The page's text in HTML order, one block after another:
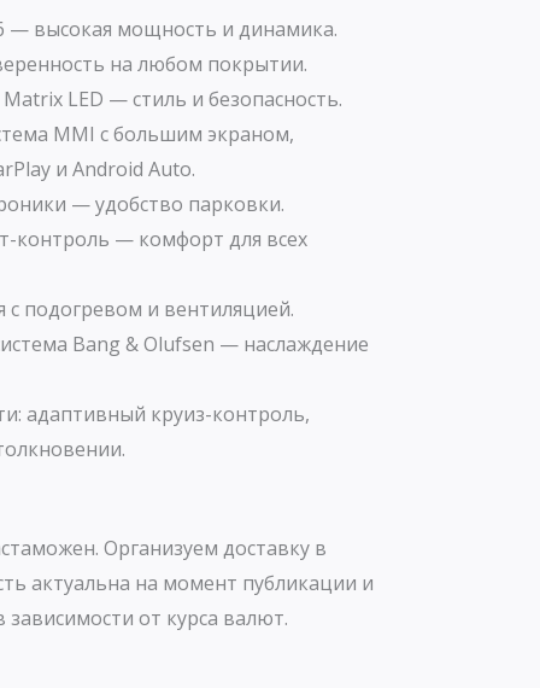
— высокая мощность и динамика.
на любом покрытии.
LED — стиль и безопасность.
MMI с большим экраном,
и Android Auto.
— удобство парковки.
контроль — комфорт для всех
подогревом и вентиляцией.
Bang & Olufsen — наслаждение
адаптивный круиз-контроль,
Организуем доставку в
актуальна на момент публикации и
от курса валют.